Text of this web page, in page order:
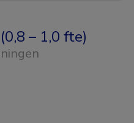
– 1,0 fte)